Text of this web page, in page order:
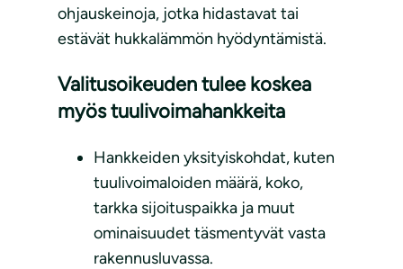
ohjauskeinoja, jotka hidastavat tai
estävät hukkalämmön hyödyntämistä.
Valitusoikeuden tulee koskea
myös tuulivoimahankkeita
Hankkeiden yksityiskohdat, kuten
tuulivoimaloiden määrä, koko,
tarkka sijoituspaikka ja muut
ominaisuudet täsmentyvät vasta
rakennusluvassa.